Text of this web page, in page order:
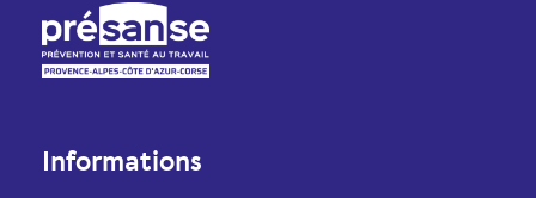
Informations